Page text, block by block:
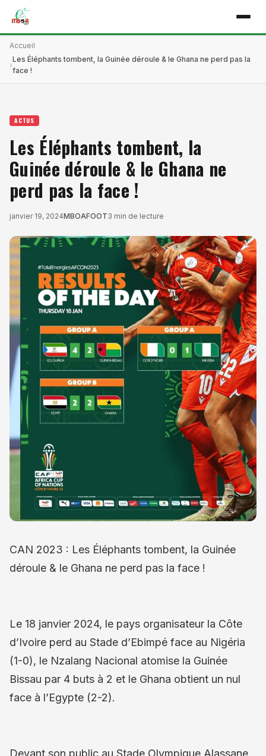
Accueil
Les Éléphants tombent, la Guinée déroule & le Ghana ne perd pas la
face !
ACTUS
Les Éléphants tombent, la
Guinée déroule & le Ghana ne
perd pas la face !
janvier 19, 2024MBOAFOOT3 min de lecture
CAN 2023 : Les Éléphants tombent, la Guinée
déroule & le Ghana ne perd pas la face !
Le 18 janvier 2024, le pays organisateur la Côte
d’Ivoire perd au Stade d’Ebimpé face au Nigéria
(1-0), le Nzalang Nacional atomise la Guinée
Bissau par 4 buts à 2 et le Ghana obtient un nul
face à l’Egypte (2-2).
Devant son public au Stade Olympique Alassane